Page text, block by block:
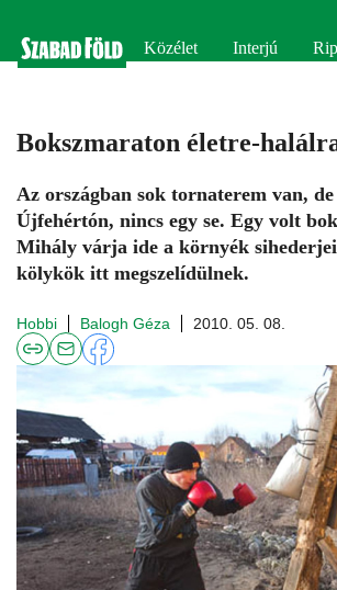
Közélet Interjú
Bokszmaraton életre-
Az országban sok tornaterem van,
Újfehértón, nincs egy se. Egy volt
Mihály várja ide a környék
kölykök itt megszelídülnek.
Hobbi Balogh Géza 2010. 05. 08.